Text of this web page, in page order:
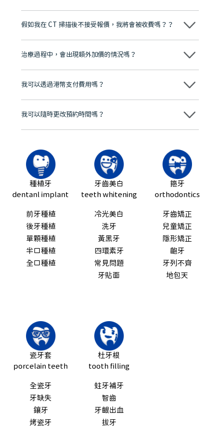
維港口腔踐行「醫道濟世」的大學校訓，各分院匯聚來自香港、內地的
牌」、「2025香港企業領袖品牌」，是諾貝爾種植系統全球放心植牙中
至今已服務超過三十個國家和地區的顧客，受到粵港澳大灣區及周邊城
市市民極高的口碑評價及信任推薦 珠海、深圳設有八大分院，香港亦設
有咨詢及服務保障中心，有任何問題都可以隨時預約免費咨詢，讓人十
假如我在 CT 掃描後不接受報價，我將會被收費嗎？？
不會！只要未開始實際服務之前，你不會被收取任何費用。
治療過程中，會出現額外加價的情況嗎？
不會，治療前我們會詳細說明治療方案及對應的價錢，顧客同意並簽字
我可以透過港幣支付費用嗎？
可以。維港口腔會按照當日匯率轉算收取費用，而匯率會及時告知客人
我可以隨時更改預約時間嗎？
可以，請盡早通過wechat或whatsapp聯絡我們，告知我們你原本預約
種植牙
dentanl implant
前牙種植
後牙種植
單顆種植
半口種植
全口種植
牙齒美白
teeth whitening
冷光美白
洗牙
黃黑牙
四環素牙
常見問題
牙貼面
箍牙
orthodontics
牙齒矯正
兒童矯正
隱形矯正
齙牙
牙列不齊
地包天
瓷牙套
porcelain teeth
全瓷牙
牙缺失
鑲牙
烤瓷牙
杜牙根
tooth filling
蛀牙補牙
智齒
牙齦出血
拔牙